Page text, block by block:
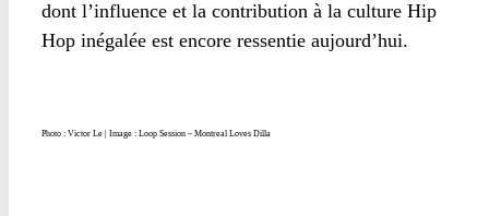
dont l’influence et la contribution à la culture Hip
Hop inégalée est encore ressentie aujourd’hui.
Photo : Victor Le | Image : Loop Session – Montreal Loves Dilla